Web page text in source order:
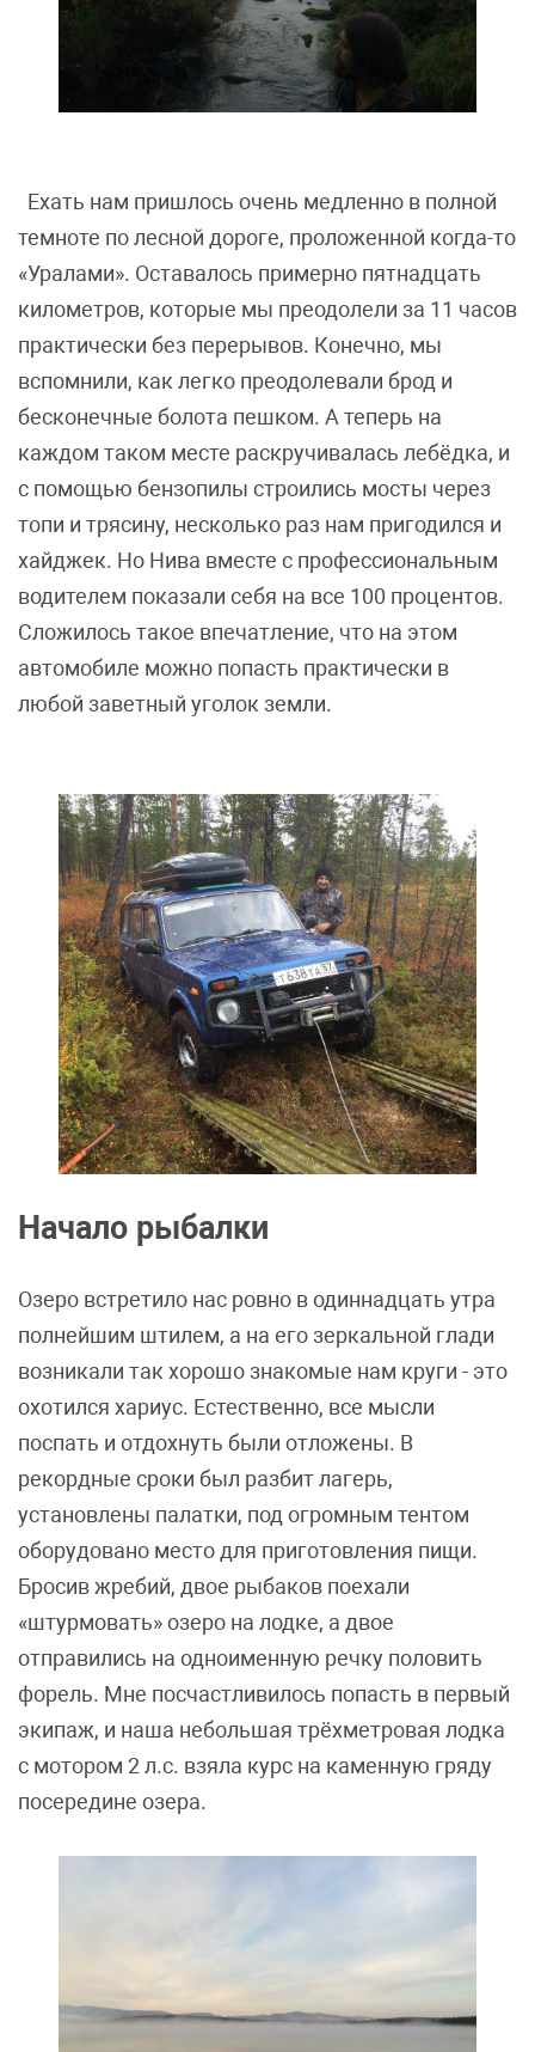
Ехать нам пришлось очень медленно в полной
темноте по лесной дороге, проложенной когда-то
«Уралами». Оставалось примерно пятнадцать
километров, которые мы преодолели за 11 часов
практически без перерывов. Конечно, мы
вспомнили, как легко преодолевали брод и
бесконечные болота пешком. А теперь на
каждом таком месте раскручивалась лебёдка, и
с помощью бензопилы строились мосты через
топи и трясину, несколько раз нам пригодился и
хайджек. Но Нива вместе с профессиональным
водителем показали себя на все 100 процентов.
Сложилось такое впечатление, что на этом
автомобиле можно попасть практически в
любой заветный уголок земли.
Начало рыбалки
Озеро встретило нас ровно в одиннадцать утра
полнейшим штилем, а на его зеркальной глади
возникали так хорошо знакомые нам круги - это
охотился хариус. Естественно, все мысли
поспать и отдохнуть были отложены. В
рекордные сроки был разбит лагерь,
установлены палатки, под огромным тентом
оборудовано место для приготовления пищи.
Бросив жребий, двое рыбаков поехали
«штурмовать» озеро на лодке, а двое
отправились на одноименную речку половить
форель. Мне посчастливилось попасть в первый
экипаж, и наша небольшая трёхметровая лодка
с мотором 2 л.с. взяла курс на каменную гряду
посередине озера.